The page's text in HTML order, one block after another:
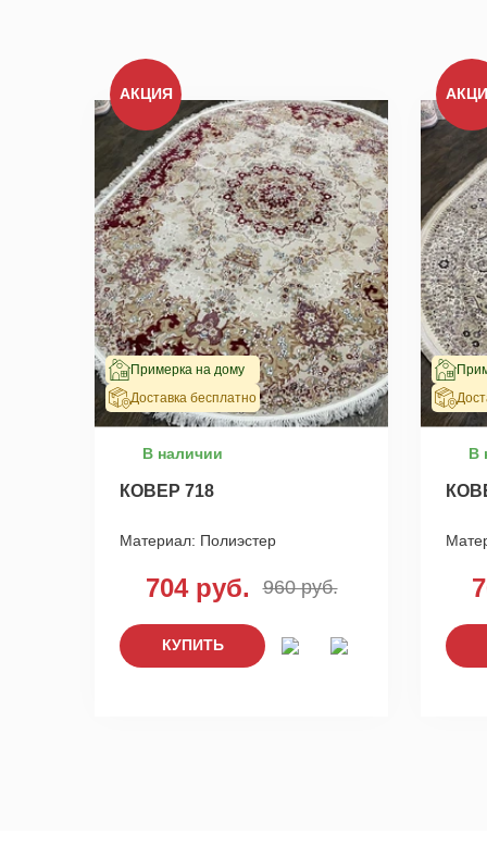
АКЦИЯ
Примерка на дому
Доставка бесплатно
В наличии
КОВЕР 718
Материал: Полиэстер
704 руб. 960 руб.
КУПИТЬ
В